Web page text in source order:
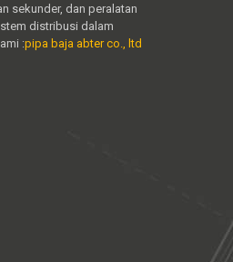
sekunder, dan peralatan
distribusi dalam
:pipa baja abter co., ltd